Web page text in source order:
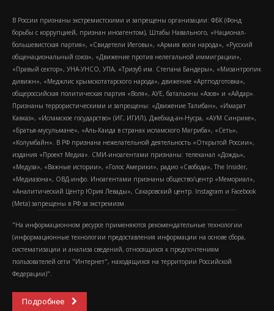
В России признаны экстремистскими и запрещены организации: ФБК (Фонд
борьбы с коррупцией, признан иноагентом), Штабы Навального, «Национал-
большевистская партия», «Свидетели Иеговы», «Армия воли народа», «Русский
общенациональный союз», «Движение против нелегальной иммиграции»,
«Правый сектор», УНА-УНСО, УПА, «Тризуб им. Степана Бандеры», «Мизантропик
дивижн», «Меджлис крымскотатарского народа», движение «Артподготовка»,
общероссийская политическая партия «Воля», АУЕ, батальоны «Азов» и «Айдар».
Признаны террористическими и запрещены: «Движение Талибан», «Имарат
Кавказ», «Исламское государство» (ИГ, ИГИЛ), Джебхад-ан-Нусра, «АУМ Синрике»,
«Братья-мусульмане», «Аль-Каида в странах исламского Магриба», «Сеть»,
«Колумбайн». В РФ признана нежелательной деятельность «Открытой России»,
издания «Проект Медиа». СМИ-иноагентами признаны: телеканал «Дождь»,
«Медуза», «Важные истории», «Голос Америки», радио «Свобода», The Insider,
«Медиазона», ОВД-инфо. Иноагентами признаны общество/центр «Мемориал»,
«Аналитический Центр Юрия Левады», Сахаровский центр. Instagram и Facebook
(Metа) запрещены в РФ за экстремизм.
"На информационном ресурсе применяются рекомендательные технологии
(информационные технологии предоставления информации на основе сбора,
систематизации и анализа сведений, относящихся к предпочтениям
пользователей сети "Интернет", находящихся на территории Российской
Федерации)".
Подробнее